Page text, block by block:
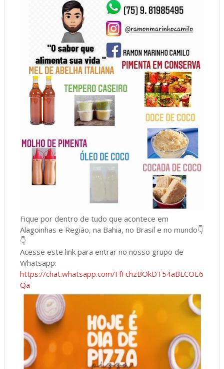
Fique por dentro de tudo que acontece em
Alagoinhas e Região, na Bahia, no Brasil e no mundo👇
👇
Acesse este link para entrar no nosso grupo de
Whatsapp:
https://chat.whatsapp.com/FfFchzBOkDT54aBLCOE6
Qa